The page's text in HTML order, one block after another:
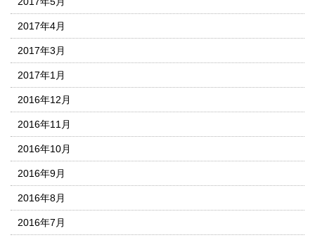
2017年4月
2017年3月
2017年1月
2016年12月
2016年11月
2016年10月
2016年9月
2016年8月
2016年7月